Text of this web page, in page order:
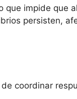
que impide que
persisten,
coordinar